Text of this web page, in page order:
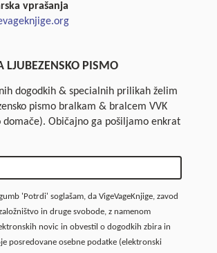
vprašanja
LJUBEZENSKO PISMO
dogodkih & specialnih prilikah želim
pismo bralkam & bralcem VVK
domače). Običajno ga pošiljamo enkrat
'Potrdi' soglašam, da VigeVageKnjige, zavod
in druge svobode, z namenom
novic in obvestil o dogodkih zbira in
posredovane osebne podatke (elektronski